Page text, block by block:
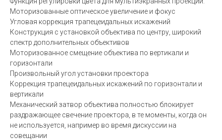
Моторизованные оптическое увеличение и фокус
Угловая коррекция трапецеидальных искажений
Конструкция с установкой объектива по центру, широкий
спектр дополнительных объективов
Моторизованное смещение объектива по вертикали и
горизонтали
Произвольный угол установки проектора
Коррекция трапецеидальных искажений по горизонтали и
вертикали
Механический затвор объектива полностью блокирует
раздражающее свечение проектора, в те моменты, когда он
не используется, например во время дискуссии на
совещании